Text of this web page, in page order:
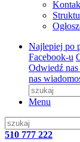
Najlepiej po
Facebook-u
Odwiedź
nas
Menu
510 777 222